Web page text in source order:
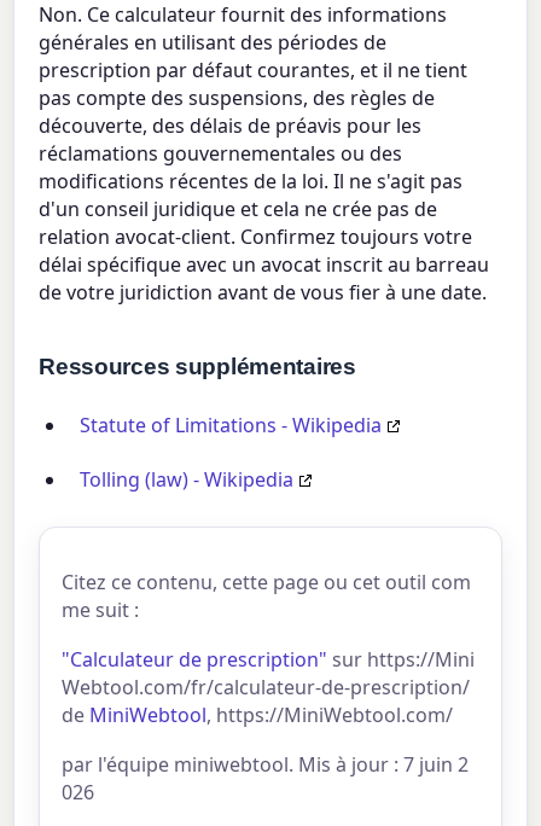
Non. Ce calculateur fournit des informations
générales en utilisant des périodes de
prescription par défaut courantes, et il ne tient
pas compte des suspensions, des règles de
découverte, des délais de préavis pour les
réclamations gouvernementales ou des
modifications récentes de la loi. Il ne s'agit pas
d'un conseil juridique et cela ne crée pas de
relation avocat-client. Confirmez toujours votre
délai spécifique avec un avocat inscrit au barreau
de votre juridiction avant de vous fier à une date.
Ressources supplémentaires
Statute of Limitations - Wikipedia
Tolling (law) - Wikipedia
Citez ce contenu, cette page ou cet outil com
me suit :
"Calculateur de prescription" sur https://Mini
Webtool.com/fr/calculateur-de-prescription/
de MiniWebtool, https://MiniWebtool.com/
par l'équipe miniwebtool. Mis à jour : 7 juin 2
026